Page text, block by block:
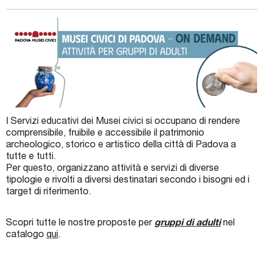
I Servizi educativi dei Musei civici si occupano di rendere
comprensibile, fruibile e accessibile il patrimonio
archeologico, storico e artistico della città di Padova a
tutte e tutti.
Per questo, organizzano attività e servizi di diverse
tipologie e rivolti a diversi destinatari secondo i bisogni ed i
target di riferimento.
Scopri tutte le nostre proposte pergruppi di adultinel
catalogo qui.